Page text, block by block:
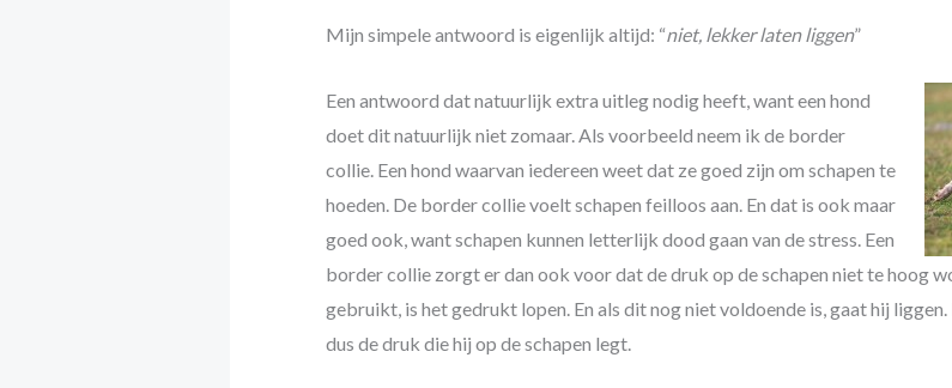
Mijn simpele antwoord is eigenlijk altijd: “niet, lekker laten liggen”
Een antwoord dat natuurlijk extra uitleg nodig heeft, want een hond
doet dit natuurlijk niet zomaar. Als voorbeeld neem ik de border
collie. Een hond waarvan iedereen weet dat ze goed zijn om schapen te
hoeden. De border collie voelt schapen feilloos aan. En dat is ook maar
goed ook, want schapen kunnen letterlijk dood gaan van de stress. Een
border collie zorgt er dan ook voor dat de druk op de schapen niet te hoog
gebruikt, is het gedrukt lopen. En als dit nog niet voldoende is, gaat hij
dus de druk die hij op de schapen legt.